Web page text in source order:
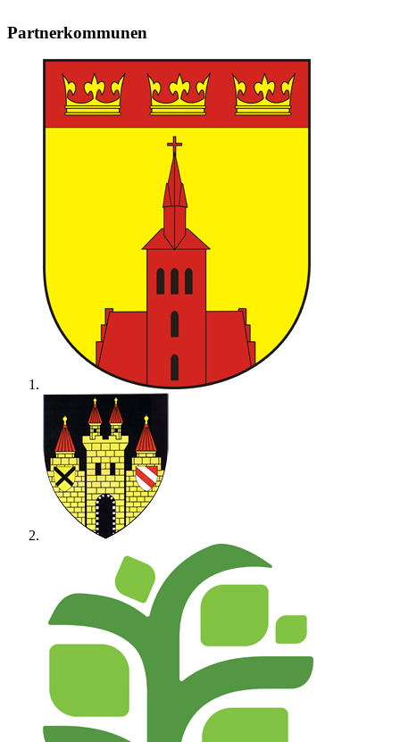
Partnerkommunen